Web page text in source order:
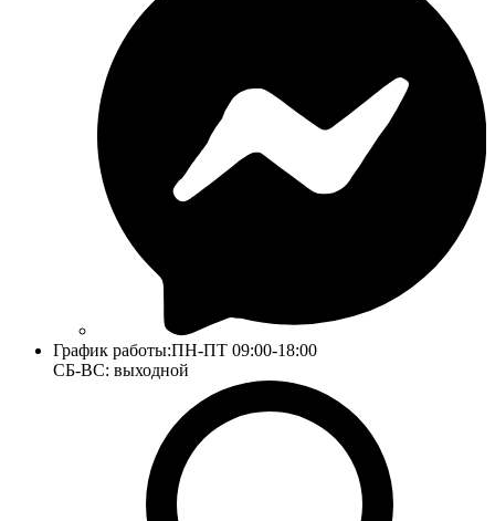
График работы:ПН-ПТ 09:00-18:00
СБ-ВС: выходной